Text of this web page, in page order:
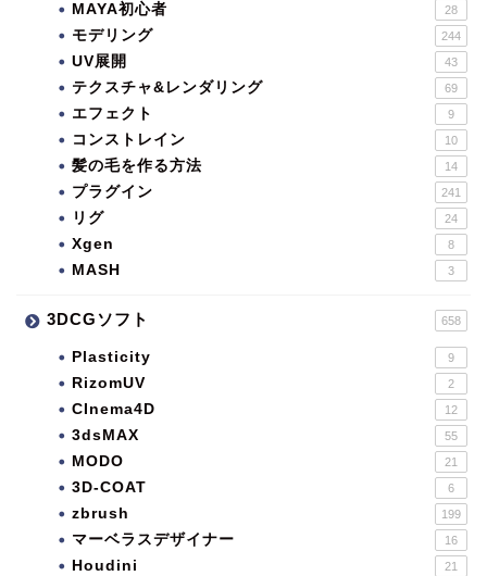
MAYA初心者 28
モデリング 244
UV展開 43
テクスチャ&レンダリング 69
エフェクト 9
コンストレイン 10
髪の毛を作る方法 14
プラグイン 241
リグ 24
Xgen 8
MASH 3
3DCGソフト 658
Plasticity 9
RizomUV 2
CInema4D 12
3dsMAX 55
MODO 21
3D-COAT 6
zbrush 199
マーベラスデザイナー 16
Houdini 21